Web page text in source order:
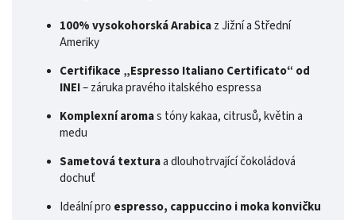
100% vysokohorská Arabicaz Jižní a Střední
Ameriky
Certifikace „Espresso Italiano Certificato“ od
INEI– záruka pravého italského espressa
Komplexní aromas tóny kakaa, citrusů, květin a
medu
Sametová texturaa dlouhotrvající čokoládová
dochuť
Ideální pro espresso, cappuccino i moka konvičku